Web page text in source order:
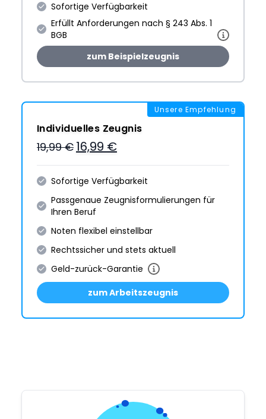
Sofortige Verfügbarkeit
Erfüllt Anforderungen nach § 243 Abs. 1
BGB
zum Beispielzeugnis
Unsere Empfehlung
Individuelles Zeugnis
19,99 € 16,99 €
Sofortige Verfügbarkeit
Passgenaue Zeugnis­formulie­rungen für
Ihren Beruf
Noten flexibel einstellbar
Rechtssicher und stets aktuell
Geld-zurück-Garantie
zum Arbeitszeugnis